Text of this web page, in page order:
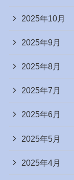
2025年10月
2025年9月
2025年8月
2025年7月
2025年6月
2025年5月
2025年4月